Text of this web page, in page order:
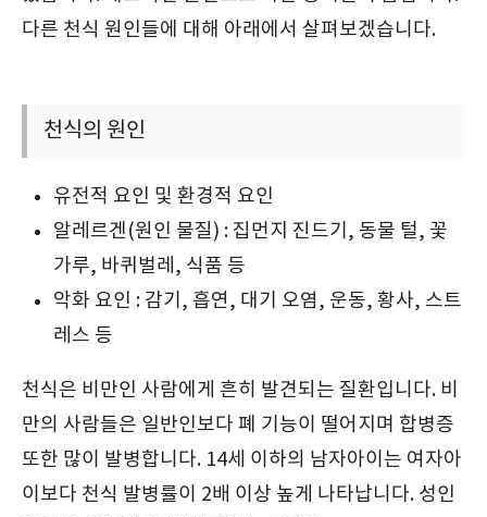
다른 천식 원인들에 대해 아래에서 살펴보겠습니다.
천식의 원인
유전적 요인 및 환경적 요인
알레르겐(원인 물질) : 집먼지 진드기, 동물 털, 꽃
가루, 바퀴벌레, 식품 등
악화 요인 : 감기, 흡연, 대기 오염, 운동, 황사, 스트
레스 등
천식은 비만인 사람에게 흔히 발견되는 질환입니다. 비
만의 사람들은 일반인보다 폐 기능이 떨어지며 합병증
또한 많이 발병합니다. 14세 이하의 남자아이는 여자아
이보다 천식 발병률이 2배 이상 높게 나타납니다. 성인